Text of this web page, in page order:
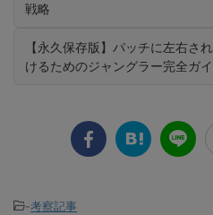
戦略
【永久保存版】パッチに左右さ
けるためのジャングラー完全ガ
-考察記事